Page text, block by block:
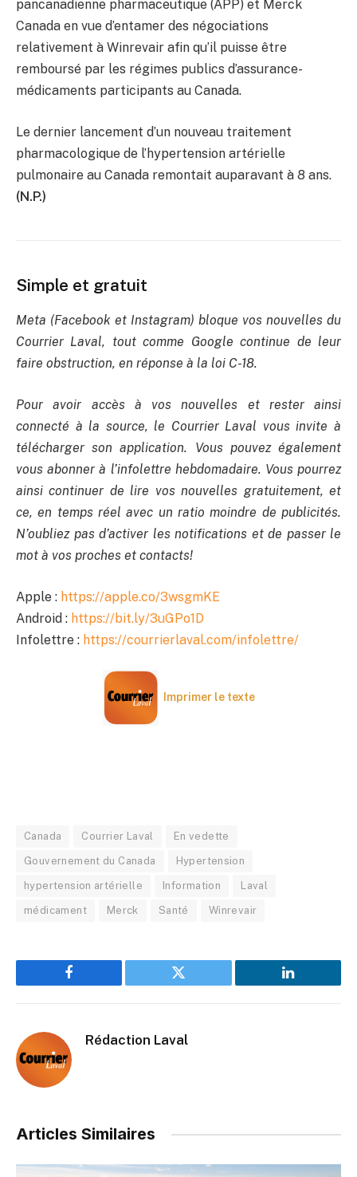
pancanadienne pharmaceutique (APP) et Merck
Canada en vue d’entamer des négociations
relativement à Winrevair afin qu’il puisse être
remboursé par les régimes publics d’assurance-
médicaments participants au Canada.
Le dernier lancement d’un nouveau traitement
pharmacologique de l’hypertension artérielle
pulmonaire au Canada remontait auparavant à 8 ans.
(N.P.)
Simple et gratuit
Meta (Facebook et Instagram) bloque vos nouvelles du
Courrier Laval, tout comme Google continue de leur
faire obstruction, en réponse à la loi C-18.
Pour avoir accès à vos nouvelles et rester ainsi
connecté à la source, le Courrier Laval vous invite à
télécharger son application. Vous pouvez également
vous abonner à l’infolettre hebdomadaire. Vous pourrez
ainsi continuer de lire vos nouvelles gratuitement, et
ce, en temps réel avec un ratio moindre de publicités.
N’oubliez pas d’activer les notifications et de passer le
mot à vos proches et contacts!
Apple : https://apple.co/3wsgmKE
Android : https://bit.ly/3uGPo1D
Infolettre : https://courrierlaval.com/infolettre/
Imprimer le texte
Canada Courrier Laval En vedette
Gouvernement du Canada Hypertension
hypertension artérielle Information Laval
médicament Merck Santé Winrevair
Facebook Twitter LinkedIn
Rédaction Laval
Articles Similaires